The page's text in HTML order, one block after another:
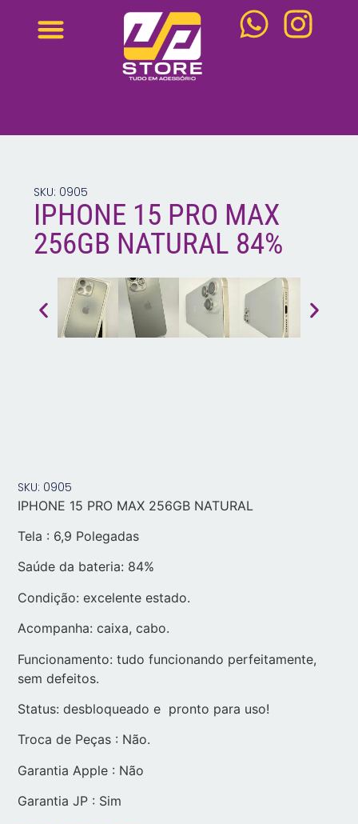
SKU: 0905
IPHONE 15 PRO MAX 256GB NATURAL
Tela : 6,9 Polegadas
Saúde da bateria: 84%
Condição: excelente estado.
Acompanha: caixa, cabo.
Funcionamento: tudo funcionando perfeitamente,
sem defeitos.
Status: desbloqueado e pronto para uso!
Troca de Peças : Não.
Garantia Apple : Não
Garantia JP : Sim
SKU: 0905
IPHONE 15 PRO MAX
256GB NATURAL 84%